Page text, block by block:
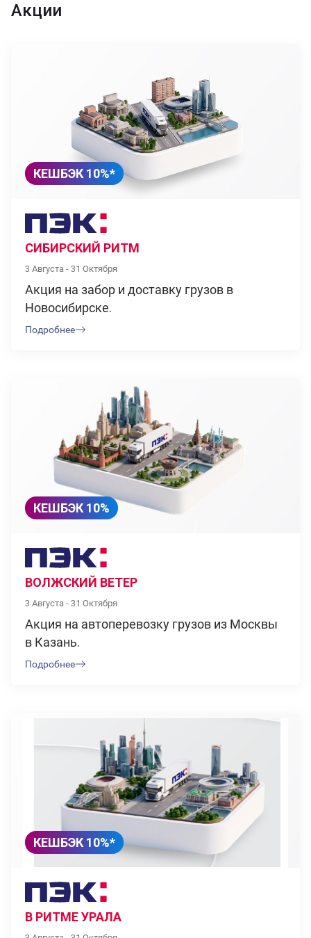
Акции
КЕШБЭК 10%*
СИБИРСКИЙ РИТМ
3 Августа - 31 Октября
Акция на забор и доставку грузов в
Новосибирске.
Подробнее
КЕШБЭК 10%
ВОЛЖСКИЙ ВЕТЕР
3 Августа - 31 Октября
Акция на автоперевозку грузов из Москвы
в Казань.
Подробнее
КЕШБЭК 10%*
В РИТМЕ УРАЛА